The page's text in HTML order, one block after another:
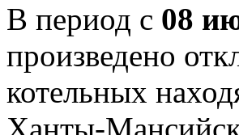
В период с 08
произведено
котельных
Ханты-Мансийск